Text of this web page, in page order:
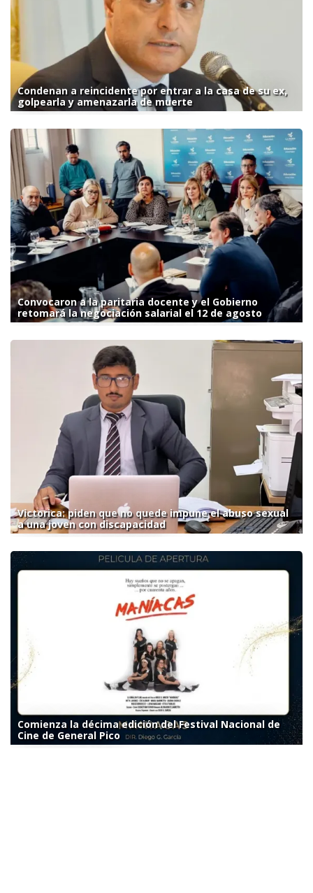
Condenan a reincidente por entrar a la casa de su ex,
golpearla y amenazarla de muerte
Convocaron a la paritaria docente y el Gobierno
retomará la negociación salarial el 12 de agosto
Victorica: piden que no quede impune el abuso sexual
a una joven con discapacidad
Comienza la décima edición del Festival Nacional de
Cine de General Pico